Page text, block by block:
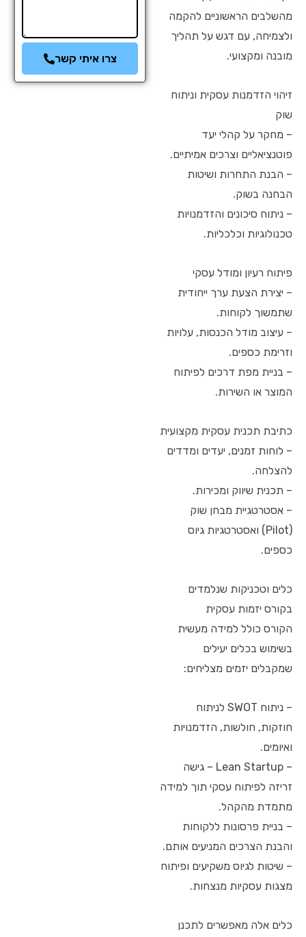
מהשלבים הראשוניים להקמה
ולצמיחה, עם דגש על תהליך
מובנה ומקצועי.
זיהוי הזדמנות עסקית וניתוח
שוק
– מחקר על קהלי יעד
פוטנציאליים וצרכים אמיתיים.
– הבנת התחרות ושיטות
הבחנה בשוק.
– ניתוח סיכונים והזדמנויות
טכנולוגיות וכלכליות.
פיתוח רעיון ומודל עסקי
– יצירת הצעת ערך ייחודית
שתמשוך לקוחות.
– עיצוב מודל הכנסות, עלויות
וזרימת כספים.
– בניית מפת דרכים לפיתוח
המוצר או השירות.
כתיבת תכנית עסקית מקצועית
– לוחות זמנים, יעדים ומדדים
להצלחה.
– תכנית שיווק ומכירות.
– אסטרטגיית מבחן שוק
(Pilot) ואסטרטגיות גיוס
כספים.
כלים וטכניקות שנלמדים
בקורס יזמות עסקית
הקורס כולל למידה מעשית
בשימוש בכלים יעילים
שמקבלים יזמים מצליחים:
– ניתוח SWOT לניתוח
חוזקות, חולשות, הזדמנויות
ואיומים.
– Lean Startup – גישה
זריזה לפיתוח עסקי תוך למידה
מתמדת מהקהל.
– בניית פרסונות ללקוחות
והבנת הצרכים המניעים אותם.
– שיטות לגיוס משקיעים ופיתוח
מצגות עסקיות מנצחות.
כלים אלה מאפשרים לתכנן
צרו איתי קשר